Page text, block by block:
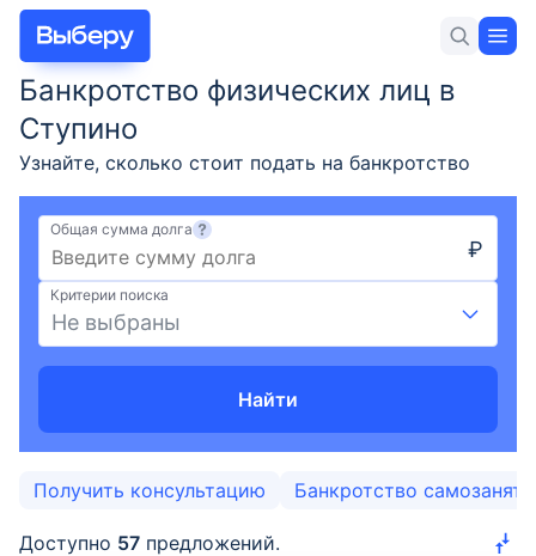
Для себя Для бизнеса Новости и статьи
Вклады
Кредиты
Карты
Банкротство физических лиц в
Ступино
Узнайте, сколько стоит подать на банкротство
гражданина, условия оформления и требования
для объявления физического лица банкротом,
порядок процедуры в Ступино в 2026 году.
Юридическая помощь в списании долгов по
кредитам.
Общая сумма долга
₽
Критерии поиска
Не выбраны
Найти
Получить консультацию Банкротство
Доступно 57 предложений.